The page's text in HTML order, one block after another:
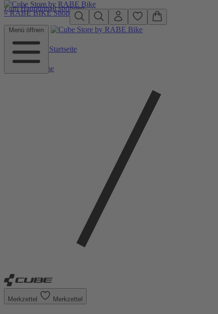
Zum Hauptinhalt springen
»RABE BIKE Shop
Menü öffnen
Zurück zu Startseite
Home
Merkzettel Merkzettel